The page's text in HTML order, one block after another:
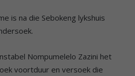
is na die Sebokeng lykshuis
Nompumelelo Zazini het
voortduur en versoek die